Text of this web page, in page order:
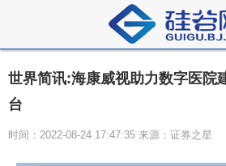
世界简讯:海康威视助力数字医院
台
时间：2022-08-24 17:47:35 来源：证券之星